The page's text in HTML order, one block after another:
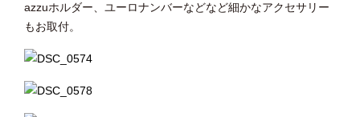
azzuホルダー、ユーロナンバーなどなど細かなアクセサリー
もお取付。